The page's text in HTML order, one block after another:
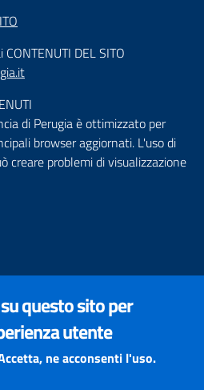
DEL SITO
di Perugia è ottimizzato per
browser aggiornati. L'uso di
creare problemi di visualizzazione
questo sito per
utente
ne acconsenti l'uso.